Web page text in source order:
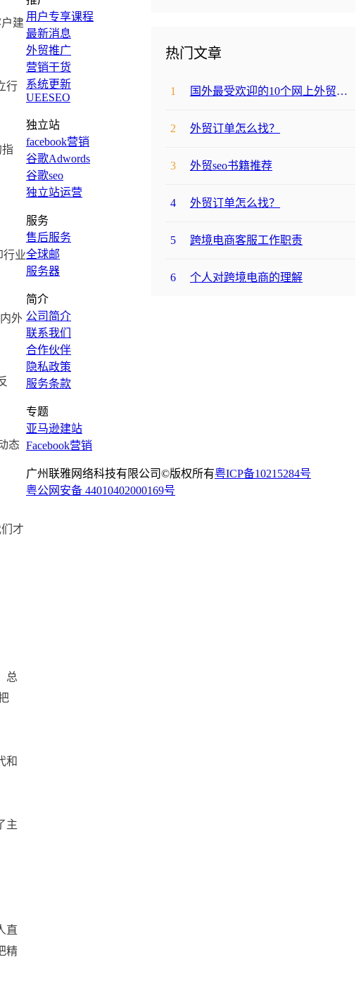
建
行
指
行业
外
态
才
总
和
主
直
精
热门文章
1 国外最受欢迎的10个网上外贸购物网站
2 外贸订单怎么找？
3 外贸seo书籍推荐
4 外贸订单怎么找？
5 跨境电商客服工作职责
6 个人对跨境电商的理解
用户专享课程
最新消息
外贸推广
营销干货
系统更新
UEESEO
独立站
facebook营销
谷歌Adwords
谷歌seo
独立站运营
服务
售后服务
全球邮
服务器
简介
公司简介
联系我们
合作伙伴
隐私政策
服务条款
专题
亚马逊建站
Facebook营销
广州联雅网络科技有限公司©版权所有粤ICP备10215284号
粤公网安备 44010402000169号